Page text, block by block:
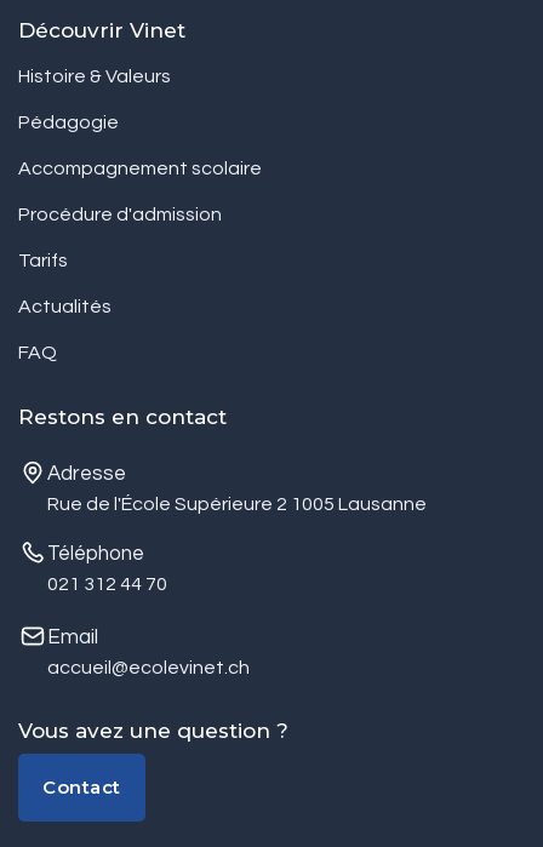
Découvrir Vinet
Histoire & Valeurs
Pédagogie
Accompagnement scolaire
Procédure d'admission
Tarifs
Actualités
FAQ
Restons en contact
Adresse
Rue de l'École Supérieure 2 1005 Lausanne
Téléphone
021 312 44 70
Email
accueil@ecolevinet.ch
Vous avez une question ?
Contact
Contact